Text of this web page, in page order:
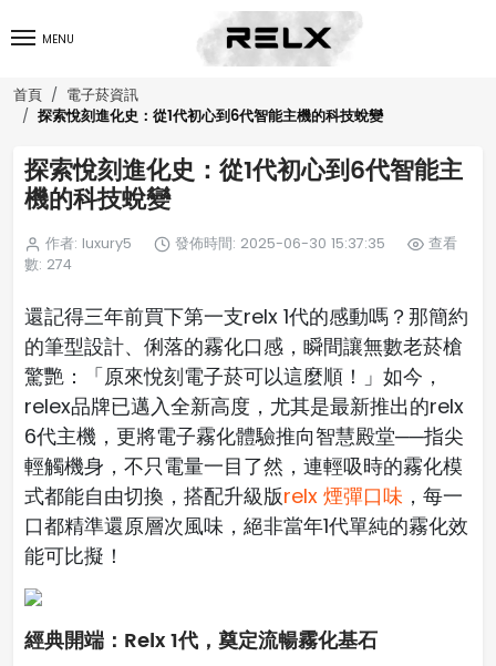
MENU
首頁 電子菸資訊
探索悅刻進化史：從1代初心到6代智能主機的科技蛻變
探索悅刻進化史：從1代初心到6代智能主
機的科技蛻變
作者: luxury5 發佈時間: 2025-06-30 15:37:35
查看
數: 274
還記得三年前買下第一支relx 1代的感動嗎？那簡約
的筆型設計、俐落的霧化口感，瞬間讓無數老菸槍
驚艷：「原來悅刻電子菸可以這麼順！」如今，
relex品牌已邁入全新高度，尤其是最新推出的relx
6代主機，更將電子霧化體驗推向智慧殿堂──指尖
輕觸機身，不只電量一目了然，連輕吸時的霧化模
式都能自由切換，搭配升級版relx 煙彈口味 ，每一
口都精準還原層次風味，絕非當年1代單純的霧化效
能可比擬！
經典開端：Relx 1代，奠定流暢霧化基石